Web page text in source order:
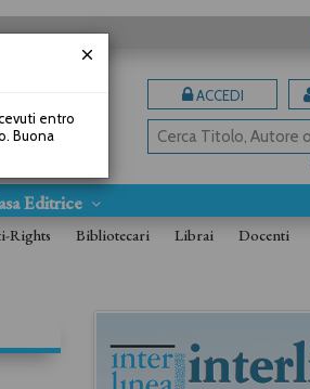
ACCEDI
Editrice
Rights Bibliotecari Librai Docenti
entro
Buona